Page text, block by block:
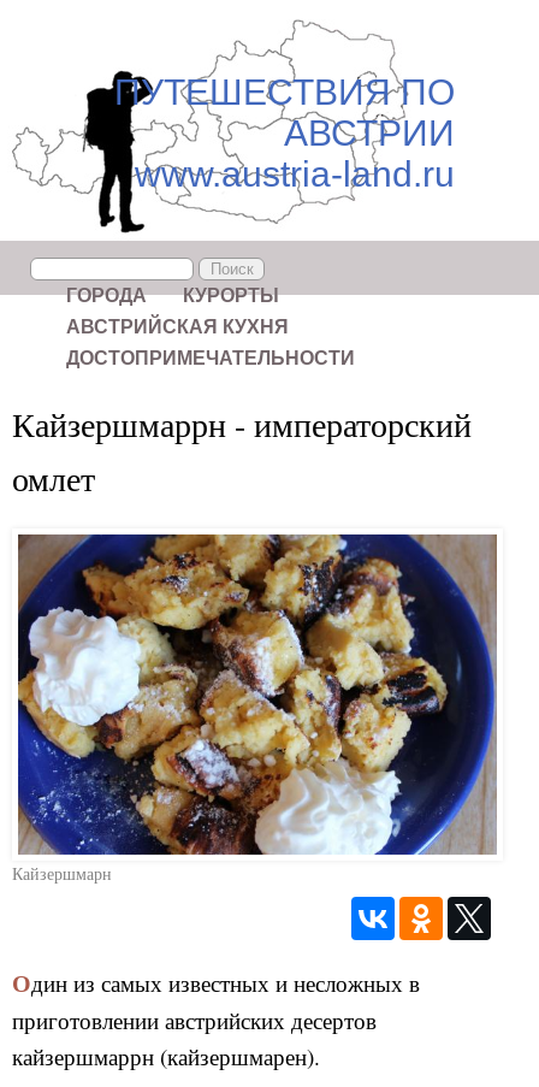
ПУТЕШЕСТВИЯ ПО
АВСТРИИ
www.austria-land.ru
Форма поиска
Поиск
ГОРОДА
КУРОРТЫ
АВСТРИЙСКАЯ КУХНЯ
ДОСТОПРИМЕЧАТЕЛЬНОСТИ
Кайзершмаррн - императорский
омлет
Кайзершмарн
Один из самых известных и несложных в
приготовлении австрийских десертов
кайзершмаррн (кайзершмарен).